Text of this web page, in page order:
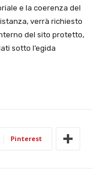
e la coerenza del
verrà richiesto
del sito protetto,
sotto l’egida
Pinterest